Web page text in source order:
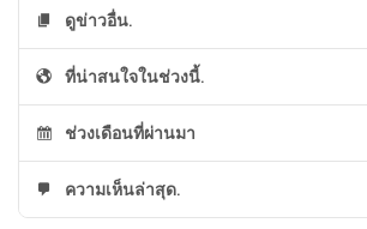
ดูข่าวอื่น.
ที่น่าสนใจในช่วงนี้.
ช่วงเดือนที่ผ่านมา
ความเห็นล่าสุด.